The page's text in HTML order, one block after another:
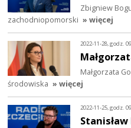
Zbigniew
zachodniopomorski » więcej
2022-11-28, godz.
Małgorzata
środowiska » więcej
2022-11-25, godz.
Stanisław